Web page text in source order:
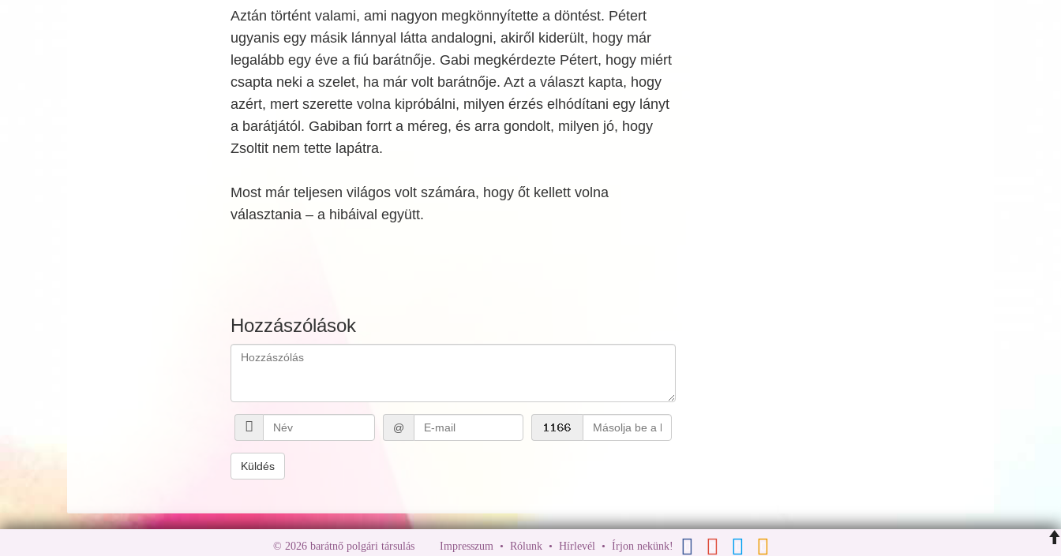
Aztán történt valami, ami nagyon megkönnyítette a döntést. Pétert
ugyanis egy másik lánnyal látta andalogni, akiről kiderült, hogy már
legalább egy éve a fiú barátnője. Gabi megkérdezte Pétert, hogy miért
csapta neki a szelet, ha már volt barátnője. Azt a választ kapta, hogy
azért, mert szerette volna kipróbálni, milyen érzés elhódítani egy lányt
a barátjától. Gabiban forrt a méreg, és arra gondolt, milyen jó, hogy
Zsoltit nem tette lapátra.
Most már teljesen világos volt számára, hogy őt kellett volna
választania – a hibáival együtt.
Hozzászólások
@
Küldés
© 2026 barátnő polgári társulás Impresszum• Rólunk• Hírlevél• Írjon nekünk!